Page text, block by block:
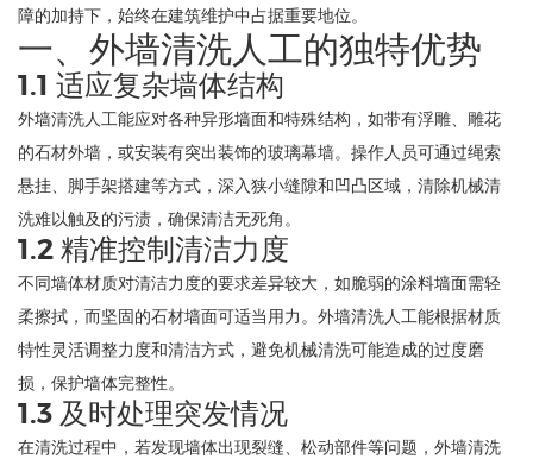
障的加持下，始终在建筑维护中占据重要地位。
一、外墙清洗人工的独特优势
1.1 适应复杂墙体结构
外墙清洗人工能应对各种异形墙面和特殊结构，如带有浮雕、雕花
的石材外墙，或安装有突出装饰的玻璃幕墙。操作人员可通过绳索
悬挂、脚手架搭建等方式，深入狭小缝隙和凹凸区域，清除机械清
洗难以触及的污渍，确保清洁无死角。
1.2 精准控制清洁力度
不同墙体材质对清洁力度的要求差异较大，如脆弱的涂料墙面需轻
柔擦拭，而坚固的石材墙面可适当用力。外墙清洗人工能根据材质
特性灵活调整力度和清洁方式，避免机械清洗可能造成的过度磨
损，保护墙体完整性。
1.3 及时处理突发情况
在清洗过程中，若发现墙体出现裂缝、松动部件等问题，外墙清洗